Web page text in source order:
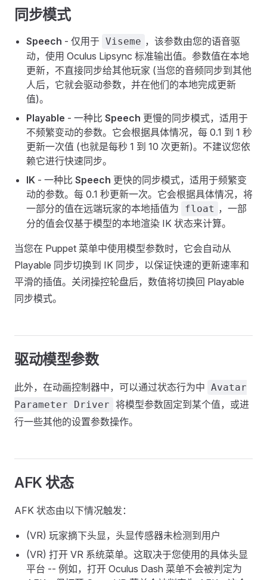
同步模式
Speech - 仅用于 Viseme ，该参数由您的语音驱
动，使用 Oculus Lipsync 标准输出值。参数值在本地
更新，不直接同步给其他玩家 (当您的音频同步到其他
人后，它就会驱动参数，并在他们的本地完成更新
值)。
Playable - 一种比 Speech 更慢的同步模式，适用于
不频繁变动的参数。它会根据具体情况，每 0.1 到 1 秒
更新一次值 (也就是每秒 1 到 10 次更新)。不建议您依
赖它进行快速同步。
IK - 一种比 Speech 更快的同步模式，适用于频繁变
动的参数。每 0.1 秒更新一次。它会根据具体情况，将
一部分的值在远端玩家的本地插值为
float ，一部
分的值会仅基于模型的本地渲染 IK 状态来计算。
当您在 Puppet 菜单中使用模型参数时，它会自动从
Playable 同步切换到 IK 同步，以保证快速的更新速率和
平滑的插值。关闭操控轮盘后，数值将切换回 Playable
同步模式。
驱动模型参数
此外，在动画控制器中，可以通过状态行为中 Avatar
Parameter Driver 将模型参数固定到某个值，或进
行一些其他的设置参数操作。
AFK 状态
AFK 状态由以下情况触发：
(VR) 玩家摘下头显，头显传感器未检测到用户
(VR) 打开 VR 系统菜单。这取决于您使用的具体头显
平台 -- 例如，打开 Oculus Dash 菜单不会被判定为